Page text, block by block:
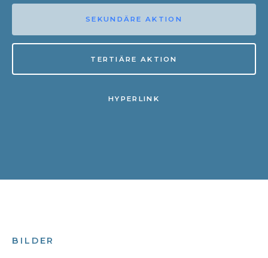
SEKUNDÄRE AKTION
TERTIÄRE AKTION
HYPERLINK
BILDER